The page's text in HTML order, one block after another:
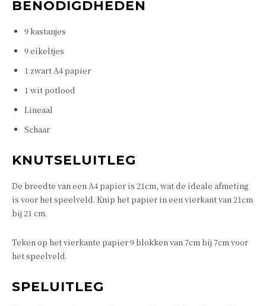
BENODIGDHEDEN
9 kastanjes
9 eikeltjes
1 zwart A4 papier
1 wit potlood
Lineaal
Schaar
KNUTSELUITLEG
De breedte van een A4 papier is 21cm, wat de ideale afmeting
is voor het speelveld. Knip het papier in een vierkant van 21cm
bij 21 cm.
Teken op het vierkante papier 9 blokken van 7cm bij 7cm voor
het speelveld.
SPELUITLEG